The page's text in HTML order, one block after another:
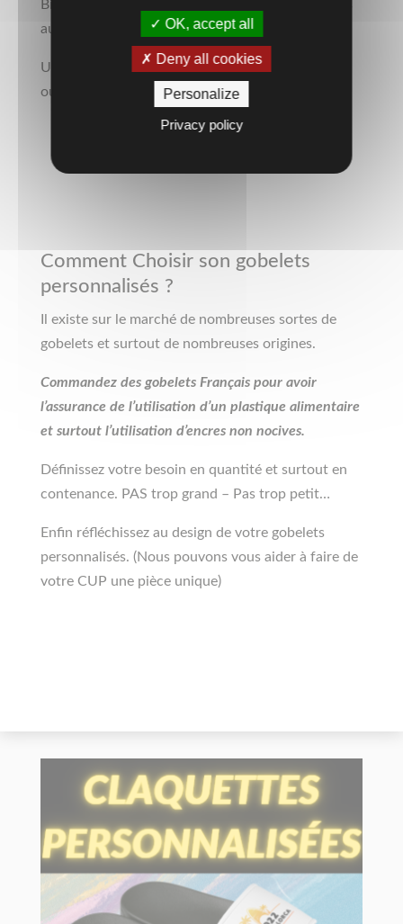
Bien entendu dans des gobelets éco-responsables
aux couleurs de l’évènement.
Un design unique mettant en avant vos couleurs
ou votre logo.
Comment Choisir son gobelets
personnalisés ?
Il existe sur le marché de nombreuses sortes de
gobelets et surtout de nombreuses origines.
Commandez des gobelets Français pour avoir
l’assurance de l’utilisation d’un plastique alimentaire
et surtout l’utilisation d’encres non nocives.
Définissez votre besoin en quantité et surtout en
contenance. PAS trop grand – Pas trop petit…
Enfin réfléchissez au design de votre gobelets
personnalisés. (Nous pouvons vous aider à faire de
votre CUP une pièce unique)
OK, accept all
Deny all cookies
Personalize
Privacy policy